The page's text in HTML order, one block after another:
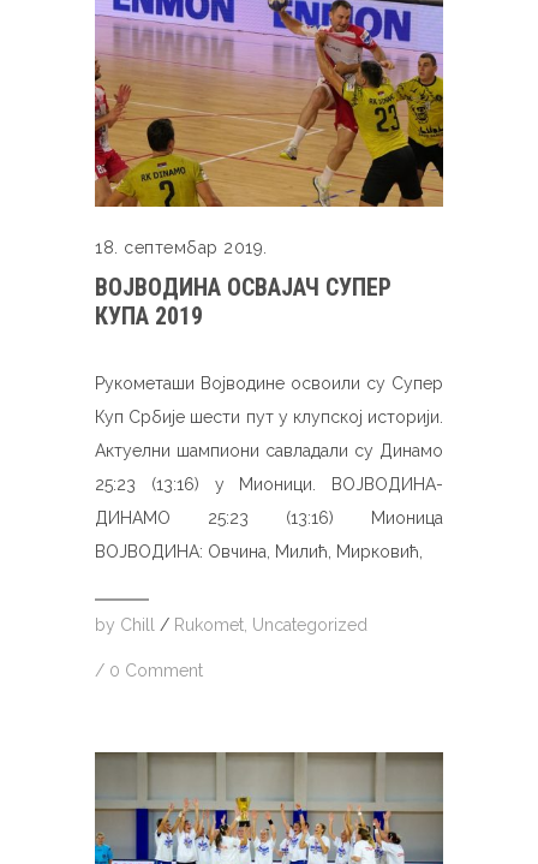
18. септембар 2019.
ВОЈВОДИНА ОСВАЈАЧ СУПЕР
КУПА 2019
Рукометаши Војводине освоили су Супер
Куп Србије шести пут у клупској историји.
Актуелни шампиони савладали су Динамо
25:23 (13:16) у Мионици. ВОЈВОДИНА-
ДИНАМО 25:23 (13:16) Мионица
ВОЈВОДИНА: Овчина, Милић, Мирковић,
by Chill / Rukomet Uncategorized
/ 0 Comment